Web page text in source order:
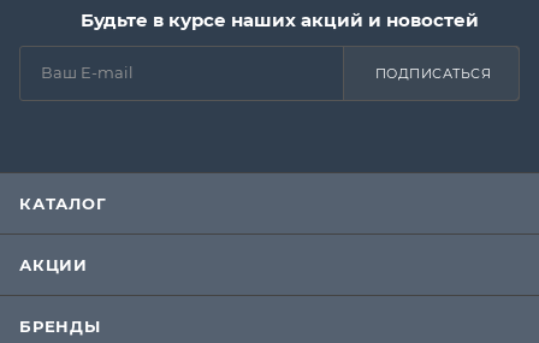
Будьте в курсе наших акций и новостей
ПОДПИСАТЬСЯ
КАТАЛОГ
АКЦИИ
БРЕНДЫ